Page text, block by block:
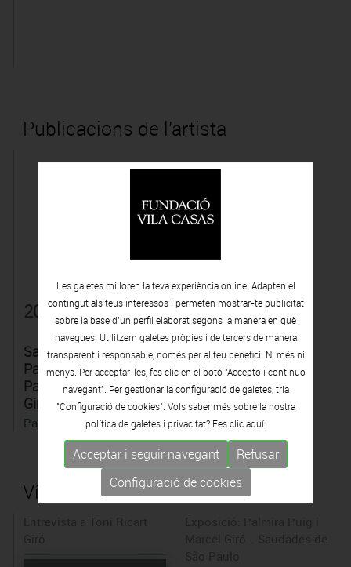
Publicacions de l'artista
2020
Saudades de São
Paulo, fotografies de
Palmira Puig i Marcel
Giró
Palmira Puig Marcel Giró
Vídeos de l'artista
Les galetes milloren la teva experiència online. Adapten el
contingut als teus interessos i permeten mostrar-te publicitat
sobre la base d’un perfil elaborat segons la manera en què
navegues. Utilitzem galetes pròpies i de tercers de manera
transparent i responsable, només per al teu benefici. Ni més ni
menys. Per acceptar-les, fes clic en el botó "Accepto i continuo
navegant". Per gestionar la configuració de galetes, tria
"Configuració de cookies". Vols saber més sobre la nostra
política de galetes i privacitat? Fes clicaquí.
Acceptar i seguir navegant
Refusar
Configuració de cookies